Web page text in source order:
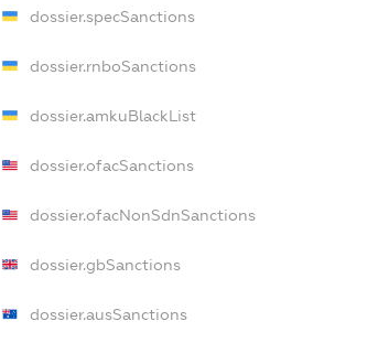
dossier.specSanctions
dossier.rnboSanctions
dossier.amkuBlackList
dossier.ofacSanctions
dossier.ofacNonSdnSanctions
dossier.gbSanctions
dossier.ausSanctions